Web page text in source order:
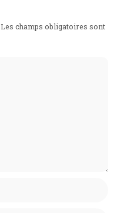
Les champs obligatoires sont